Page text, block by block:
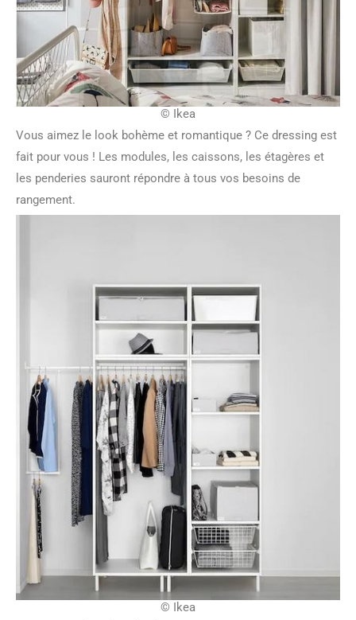
© Ikea
Vous aimez le look bohème et romantique ? Ce dressing est
fait pour vous ! Les modules, les caissons, les étagères et
les penderies sauront répondre à tous vos besoins de
rangement.
© Ikea